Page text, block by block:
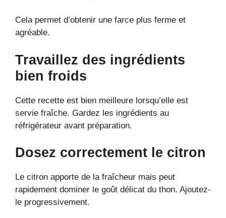
Cela permet d’obtenir une farce plus ferme et
agréable.
Travaillez des ingrédients
bien froids
Cette recette est bien meilleure lorsqu’elle est
servie fraîche. Gardez les ingrédients au
réfrigérateur avant préparation.
Dosez correctement le citron
Le citron apporte de la fraîcheur mais peut
rapidement dominer le goût délicat du thon. Ajoutez-
le progressivement.